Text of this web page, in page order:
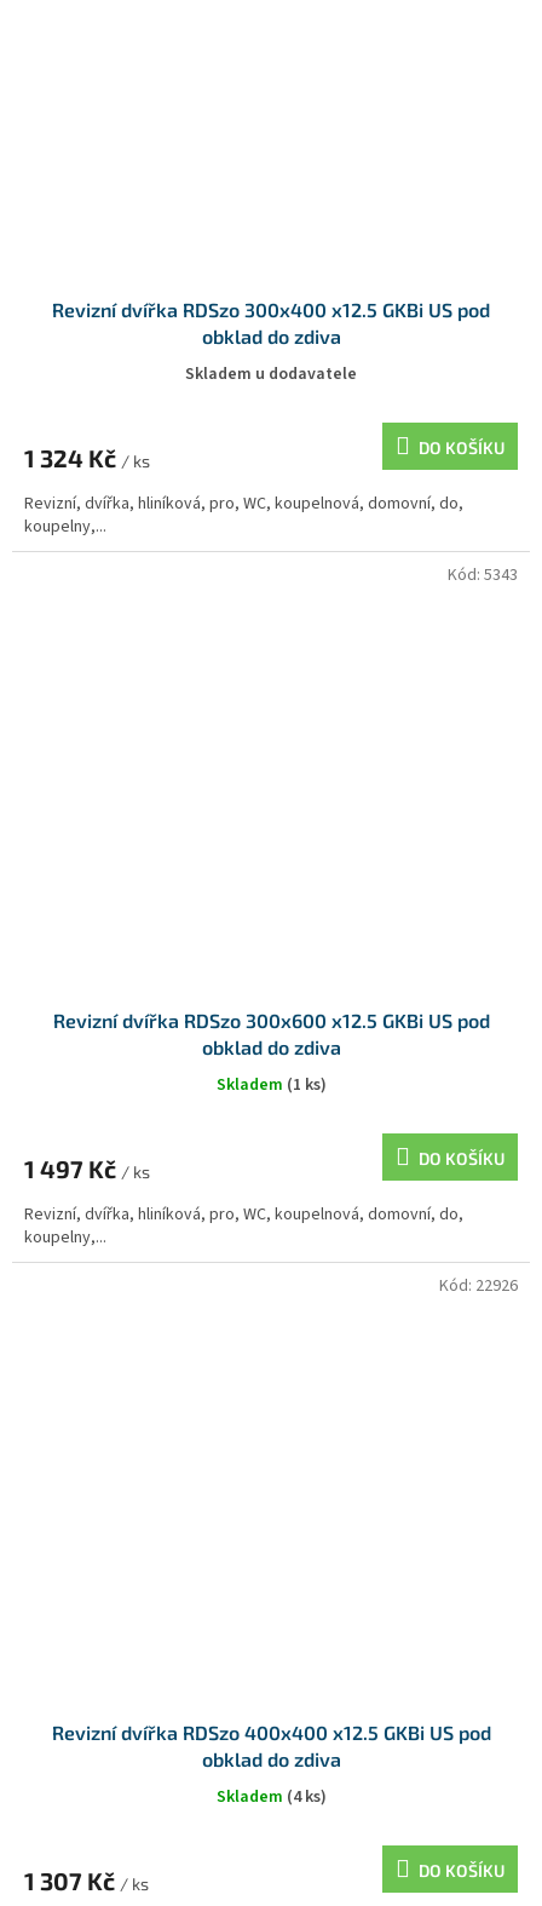
Revizní dvířka RDSzo 300x400 x12.5 GKBi US pod
obklad do zdiva
Skladem u dodavatele
1 324 Kč / ks
DO KOŠÍKU
Revizní, dvířka, hliníková, pro, WC, koupelnová, domovní, do,
koupelny,...
Revizní dvířka RDSzo 300x600 x12.5 GKBi US pod
obklad do zdiva
Skladem (1 ks)
1 497 Kč / ks
DO KOŠÍKU
Revizní, dvířka, hliníková, pro, WC, koupelnová, domovní, do,
koupelny,...
Kód: 5343
Revizní dvířka RDSzo 400x400 x12.5 GKBi US pod
obklad do zdiva
Skladem (4 ks)
1 307 Kč / ks
DO KOŠÍKU
Kód: 22926